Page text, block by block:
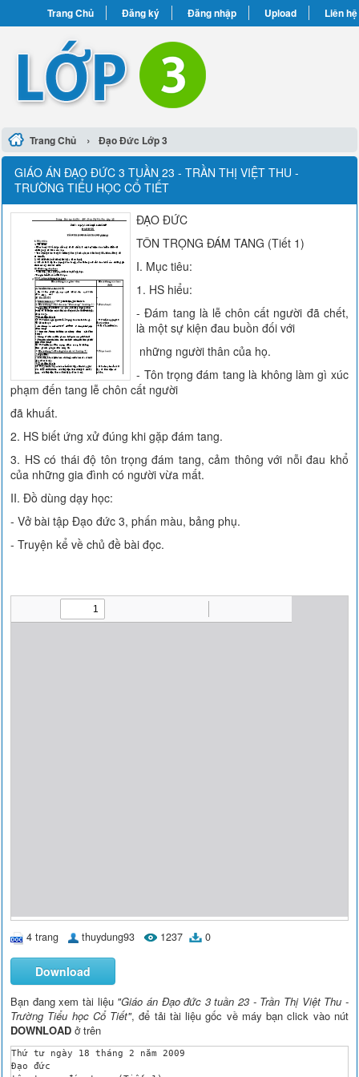
Trang Chủ Đăng ký Đăng nhập Upload Liên hệ
Trang Chủ › Đạo Đức Lớp 3
GIÁO ÁN ĐẠO ĐỨC 3 TUẦN 23 - TRẦN THỊ VIỆT THU -
TRƯỜNG TIỂU HỌC CỔ TIẾT
ĐẠO ĐỨC
TÔN TRỌNG ĐÁM TANG (Tiết 1)
I. Mục tiêu:
1. HS hiểu:
- Đám tang là lễ chôn cất người đã chết,
là một sự kiện đau buồn đối với
những người thân của họ.
- Tôn trọng đám tang là không làm gì xúc
phạm đến tang lễ chôn cất người
đã khuất.
2. HS biết ứng xử đúng khi gặp đám tang.
3. HS có thái độ tôn trọng đám tang, cảm thông với nỗi đau khổ
của những gia đình có người vừa mất.
II. Đồ dùng dạy học:
- Vở bài tập Đạo đức 3, phấn màu, bảng phụ.
- Truyện kể về chủ đề bài đọc.
4 trang thuydung93 1237 0
Download
Bạn đang xem tài liệu "Giáo án Đạo đức 3 tuần 23 - Trần Thị Việt Thu -
Trường Tiểu học Cổ Tiết", để tải tài liệu gốc về máy bạn click vào nút
DOWNLOAD ở trên
Thứ tư ngày 18 tháng 2 năm 2009
Đạo đức